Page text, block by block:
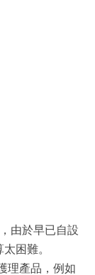
由於早已自設
困難。
理產品，例如